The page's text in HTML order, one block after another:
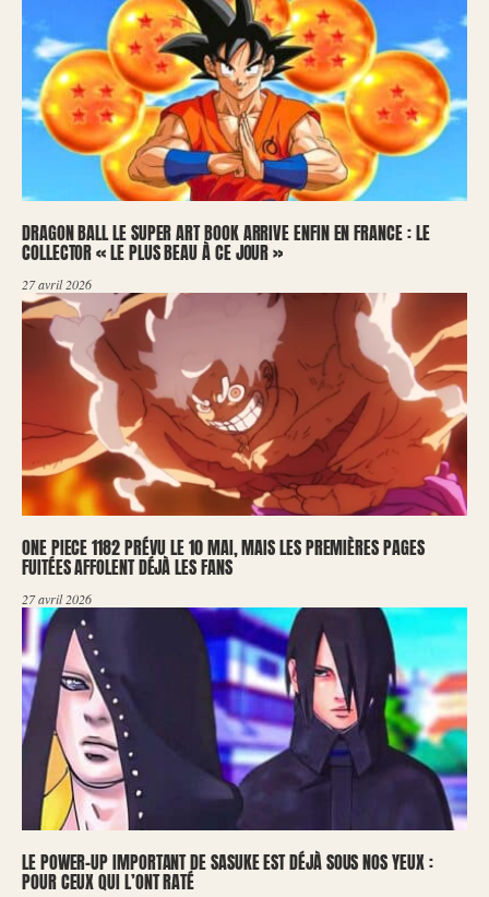
DRAGON BALL LE SUPER ART BOOK ARRIVE ENFIN EN FRANCE : LE
COLLECTOR « LE PLUS BEAU À CE JOUR »
27 avril 2026
ONE PIECE 1182 PRÉVU LE 10 MAI, MAIS LES PREMIÈRES PAGES
FUITÉES AFFOLENT DÉJÀ LES FANS
27 avril 2026
LE POWER-UP IMPORTANT DE SASUKE EST DÉJÀ SOUS NOS YEUX :
POUR CEUX QUI L’ONT RATÉ